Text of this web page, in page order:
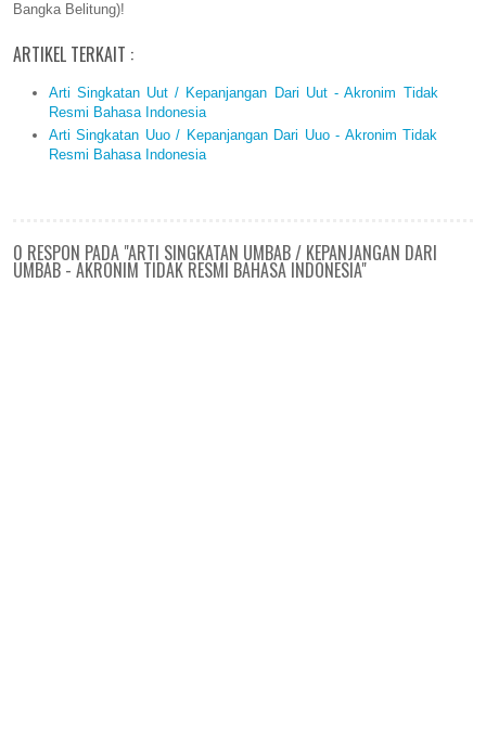
Bangka Belitung)!
ARTIKEL TERKAIT :
Arti Singkatan Uut / Kepanjangan Dari Uut - Akronim Tidak
Resmi Bahasa Indonesia
Arti Singkatan Uuo / Kepanjangan Dari Uuo - Akronim Tidak
Resmi Bahasa Indonesia
0 RESPON PADA "ARTI SINGKATAN UMBAB / KEPANJANGAN DARI
UMBAB - AKRONIM TIDAK RESMI BAHASA INDONESIA"